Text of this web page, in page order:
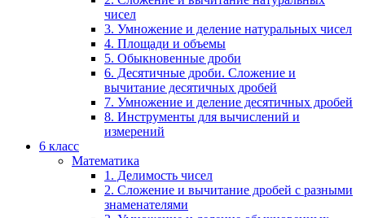
чисел
3. Умножение и деление натуральных чисел
4. Площади и объемы
5. Обыкновенные дроби
6. Десятичные дроби. Сложение и
вычитание десятичных дробей
7. Умножение и деление десятичных дробей
8. Инструменты для вычислений и
измерений
6 класс
Математика
1. Делимость чисел
2. Сложение и вычитание дробей с разными
знаменателями